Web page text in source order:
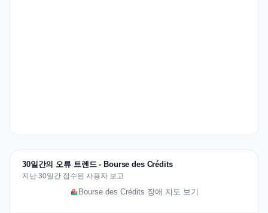
30일간의 오류 트렌드 - Bourse des Crédits
지난 30일간 접수된 사용자 보고
Bourse des Crédits 장애 지도 보기